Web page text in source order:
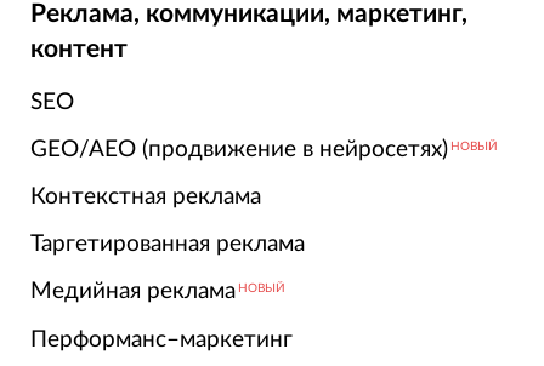
Реклама, коммуникации, маркетинг,
контент
SEO
GEO/AEO (продвижение в нейросетях) НОВЫЙ
Контекстная реклама
Таргетированная реклама
Медийная реклама НОВЫЙ
Перформанс–маркетинг